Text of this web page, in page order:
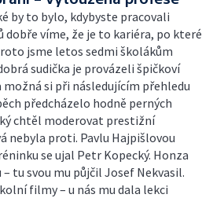
by to bylo, kdybyste pracovali
dobře víme, že je to kariéra, po které
jsme letos sedmi školákům
sudička je provázeli špičkoví
si při následujícím přehledu
předcházelo hodně perných
chtěl moderovat prestižní
nebyla proti. Pavlu Hajpišlovou
se ujal Petr Kopecký. Honza
tu svou mu půjčil Josef Nekvasil.
filmy – u nás mu dala lekci